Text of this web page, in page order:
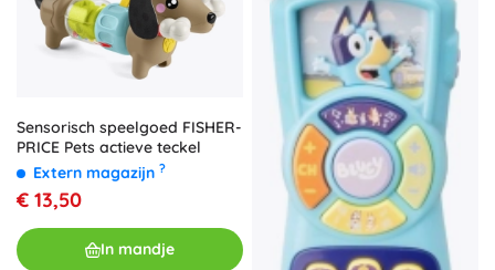
Sensorisch speelgoed FISHER-
PRICE Pets actieve teckel
Extern magazijn ?
€ 13,50
In mandje